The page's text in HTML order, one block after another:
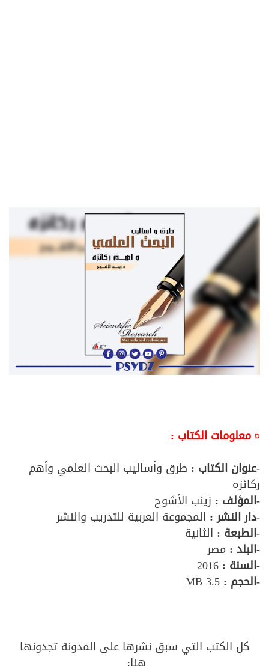
¤ معلومات الكتاب :
-عنوان الكتاب : طرق وأساليب البحث العلمي وأهم
ركائزه
-المؤلف : زينب الأشوح
-دار النشر : المجموعة العربية للتدريب والنشر
-الطبعة : الثانية
-البلد : مصر
-السنة :
-الحجم :
كل الكتب التي سبق نشرها على المدونة تجدونها